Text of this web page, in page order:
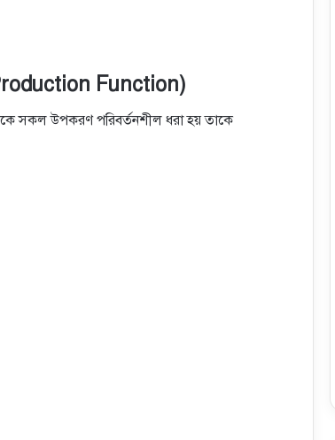
Function)
সকল উপকরণ পরিবর্তনশীল ধরা হয় তাকে